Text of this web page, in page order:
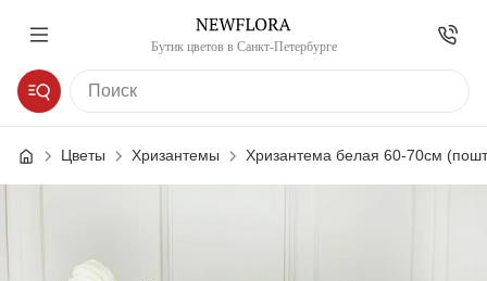
Бутик цветов в Санкт-Петербурге
Цветы Хризантемы Хризантема белая 60-70см